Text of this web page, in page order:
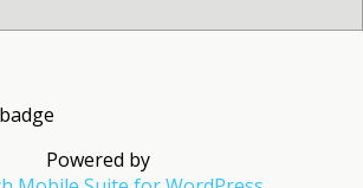
Powered by